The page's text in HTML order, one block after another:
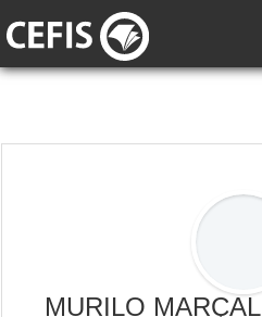
MURILO MARÇAL